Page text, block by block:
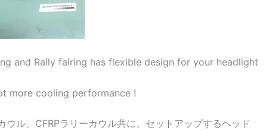
and Rally fairing has flexible design for your headlight
more cooling performance !
ウル、CFRPラリーカウル共に、セットアップするヘッド